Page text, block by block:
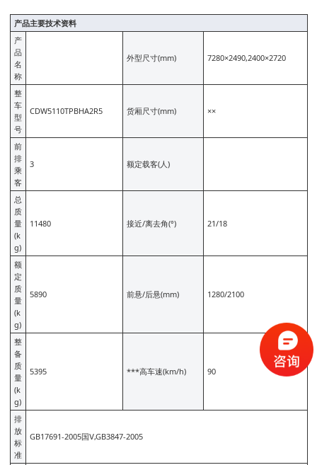
产品主要技术资料
产
品
名
称
外型尺寸(mm) 7280×2490,2400×2720
整
车
型
号
CDW5110TPBHA2R5 货厢尺寸(mm) ××
前
排
乘
客
3 额定载客(人)
总
质
量
(k
g)
11480 接近/离去角(°) 21/18
额
定
质
量
(k
g)
5890 前悬/后悬(mm) 1280/2100
整
备
质
量
(k
g)
5395 ***高车速(km/h) 90
排
放
标
准
GB17691-2005国Ⅴ,GB3847-2005